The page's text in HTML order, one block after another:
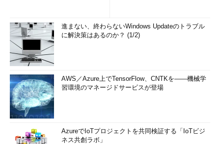
進まない、終わらないWindows Updateのトラブル
に解決策はあるのか？ (1/2)
AWS／Azure上でTensorFlow、CNTKを――機械学
習環境のマネージドサービスが登場
AzureでIoTプロジェクトを共同検証する「IoTビジ
ネス共創ラボ」